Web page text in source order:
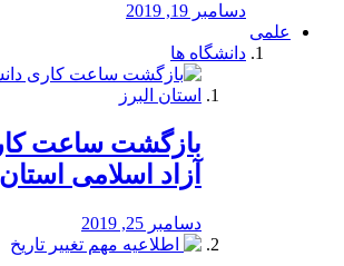
دسامبر 19, 2019
علمی
دانشگاه ها
بازگشت ساعت
آزاد اسلامی استان
دسامبر 25, 2019